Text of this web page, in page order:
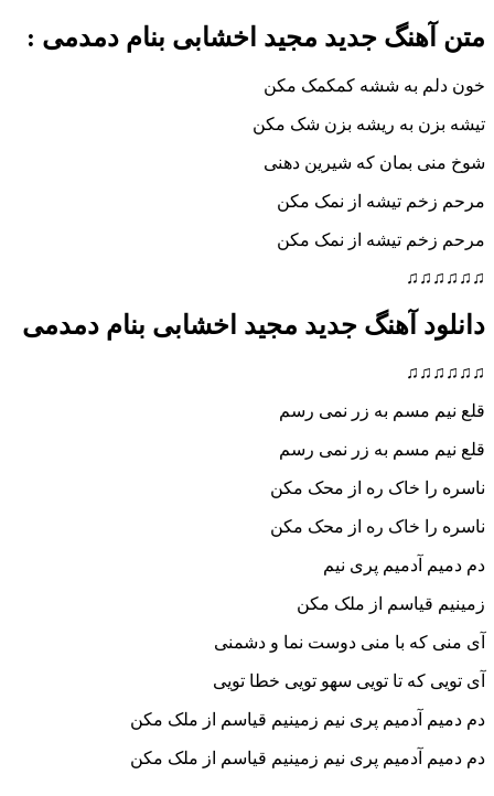
متن آهنگ جدید مجید اخشابی بنام دمدمی :
خون دلم به ششه کمکمک مکن
تیشه بزن به ریشه بزن شک مکن
شوخ منی بمان که شیرین دهنی
مرحم زخم تیشه از نمک مکن
مرحم زخم تیشه از نمک مکن
♫♫♫♫♫♫
دانلود آهنگ جدید مجید اخشابی بنام دمدمی
♫♫♫♫♫♫
قلع نیم مسم به زر نمی رسم
قلع نیم مسم به زر نمی رسم
ناسره را خاک ره از محک مکن
ناسره را خاک ره از محک مکن
دم دمیم آدمیم پری نیم
زمینیم قیاسم از ملک مکن
آی منی که با منی دوست نما و دشمنی
آی تویی که تا تویی سهو تویی خطا تویی
دم دمیم آدمیم پری نیم زمینیم قیاسم از ملک مکن
دم دمیم آدمیم پری نیم زمینیم قیاسم از ملک مکن